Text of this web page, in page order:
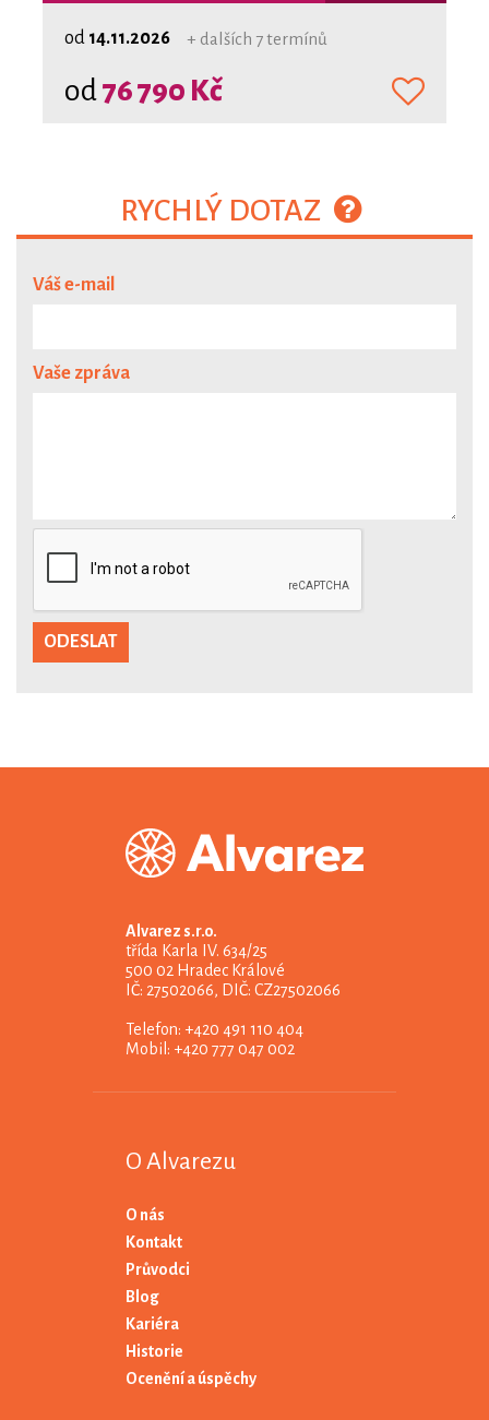
od 14.11.2026 + dalších 7 termínů
od76 790 Kč
RYCHLÝ DOTAZ
Váš e-mail
Vaše zpráva
Alvarez s.r.o.
třída Karla IV. 634/25
500 02 Hradec Králové
IČ: 27502066, DIČ: CZ27502066
Telefon: +420 491 110 404
Mobil: +420 777 047 002
O Alvarezu
O nás
Kontakt
Průvodci
Blog
Kariéra
Historie
Ocenění a úspěchy